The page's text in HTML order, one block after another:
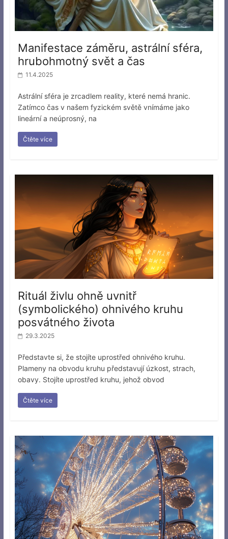
Manifestace záměru, astrální sféra,
hrubohmotný svět a čas
11.4.2025
Astrální sféra je zrcadlem reality, které nemá hranic.
Zatímco čas v našem fyzickém světě vnímáme jako
lineární a neúprosný, na
Čtěte více
Rituál živlu ohně uvnitř
(symbolického) ohnivého kruhu
posvátného života
29.3.2025
Představte si, že stojíte uprostřed ohnivého kruhu.
Plameny na obvodu kruhu představují úzkost, strach,
obavy. Stojíte uprostřed kruhu, jehož obvod
Čtěte více